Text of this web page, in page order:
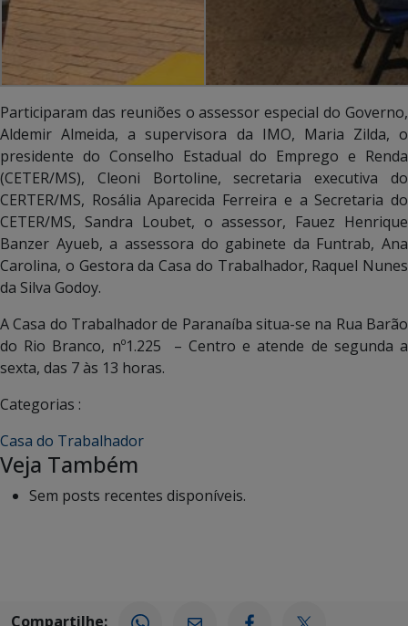
Participaram das reuniões o assessor especial do Governo,
Aldemir Almeida, a supervisora da IMO, Maria Zilda, o
presidente do Conselho Estadual do Emprego e Renda
(CETER/MS), Cleoni Bortoline, secretaria executiva do
CERTER/MS, Rosália Aparecida Ferreira e a Secretaria do
CETER/MS, Sandra Loubet, o assessor, Fauez Henrique
Banzer Ayueb, a assessora do gabinete da Funtrab, Ana
Carolina, o Gestora da Casa do Trabalhador, Raquel Nunes
da Silva Godoy.
A Casa do Trabalhador de Paranaíba situa-se na Rua Barão
do Rio Branco, nº1.225 – Centro e atende de segunda a
sexta, das 7 às 13 horas.
Categorias :
Casa do Trabalhador
Veja Também
Sem posts recentes disponíveis.
Compartilhe: